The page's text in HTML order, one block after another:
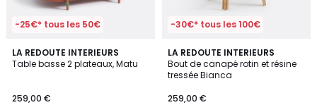
-25€* tous les 50€
LA REDOUTE INTERIEURS
Table basse 2 plateaux, Matu
259,00 €
1
/
-30€* tous les 100€
LA REDOUTE INTERIEURS
Bout de canapé rotin et résine
tressée Bianca
259,00 €